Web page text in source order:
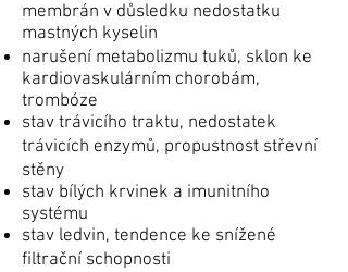
membrán v důsledku nedostatku
mastných kyselin
narušení metabolizmu tuků, sklon ke
kardiovaskulárním chorobám,
trombóze
stav trávicího traktu, nedostatek
trávicích enzymů, propustnost střevní
stěny
stav bílých krvinek a imunitního
systému
stav ledvin, tendence ke snížené
filtrační schopnosti